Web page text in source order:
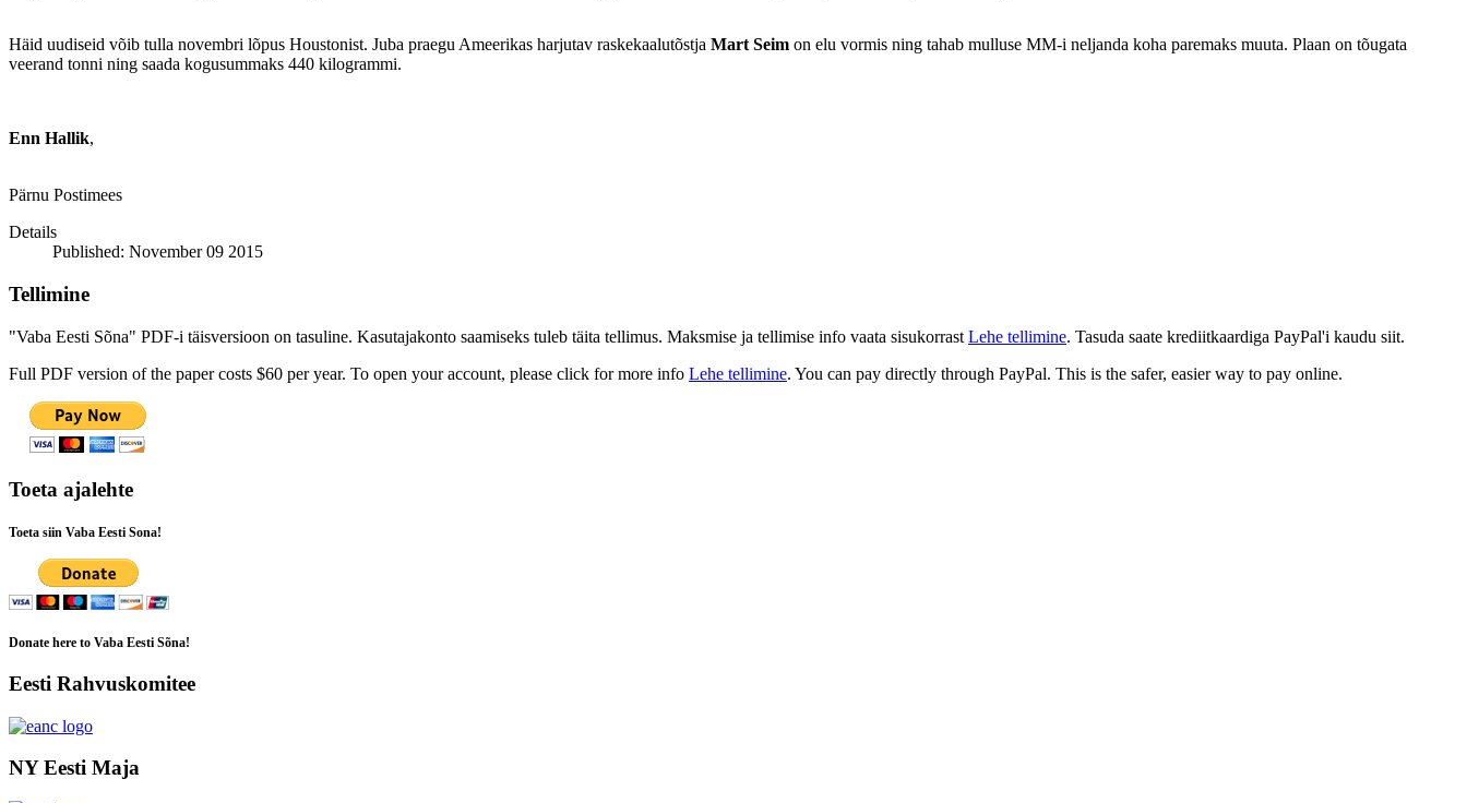
Häid uudiseid võib tulla novembri lõpus Houstonist. Juba praegu Ameerikas harjutav raskekaalutõstja Mart Seim on elu vormis ning tahab mulluse MM-i neljanda koha paremaks muuta. Plaan on tõugata
veerand tonni ning saada kogusummaks 440 kilogrammi.
Enn Hallik,
Pärnu Postimees
Details
Published: November 09 2015
Tellimine
"Vaba Eesti Sõna" PDF-i täisversioon on tasuline. Kasutajakonto saamiseks tuleb täita tellimus. Maksmise ja tellimise info vaata sisukorrast Lehe tellimine. Tasuda saate krediitkaardiga PayPal'i kaudu siit.
Full PDF version of the paper costs $60 per year. To open your account, please click for more info Lehe tellimine. You can pay directly through PayPal. This is the safer, easier way to pay online.
Toeta ajalehte
Toeta siin Vaba Eesti Sona!
Donate here to Vaba Eesti Sõna!
Eesti Rahvuskomitee
NY Eesti Maja